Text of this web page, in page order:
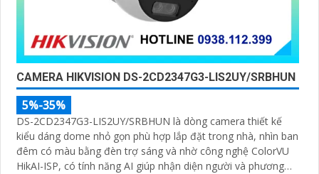
CAMERA HIKVISION DS-2CD2347G3-LIS2UY/SRBHUN
5%-35%
DS-2CD2347G3-LIS2UY/SRBHUN là dòng camera thiết kế
kiểu dáng dome nhỏ gọn phù hợp lắp đặt trong nhà, nhìn ban
đêm có màu bằng đèn trợ sáng và nhờ công nghệ ColorVU
HikAI-ISP, có tính năng AI giúp nhận diện người và phương